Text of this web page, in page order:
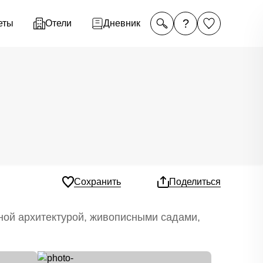
Отели Дневник ?
Сохранить Поделиться
архитектурой, живописными садами,